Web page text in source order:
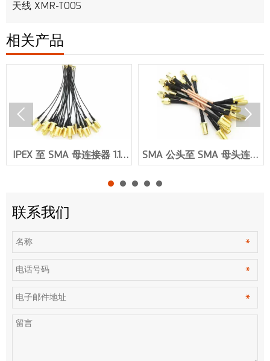
天线 XMR-T005
相关产品
IPEX 至 SMA 母连接器 1.13
或 0.81 或 1.37 RF 同轴电缆
SMA 公头至 SMA 母头连接
器 RG316 RF 电缆组件
 
联系我们